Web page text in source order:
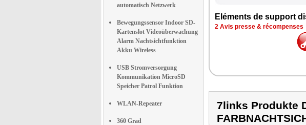
automatisch Netzwerk
Bewegungssensor Indoor SD-
Kartenslot Videoüberwachung
Alarm Nachtsichtfunktion
Akku Wireless
USB Stromversorgung
Kommunikation MicroSD
Speicher Patrol Funktion
WLAN-Repeater
360 Grad
Eléments de support
2 Avis presse & récompenses
7links Produkte